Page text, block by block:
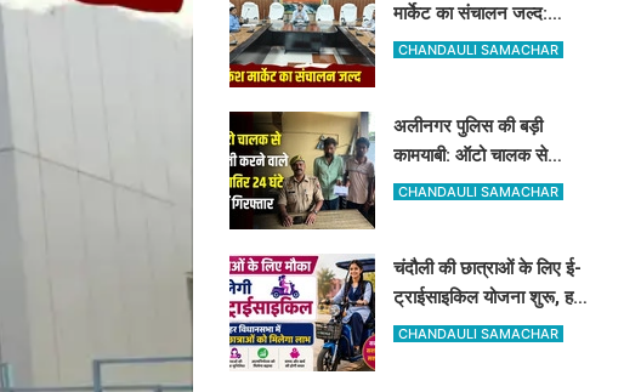
मार्केट का संचालन जल्द:
पूर्वांचल के 7 जिलों के किसान
CHANDAULI SAMACHAR
अलीनगर पुलिस की बड़ी
कामयाबी: ऑटो चालक से
मोबाइल व ईयरफोन छीनने वाले
CHANDAULI SAMACHAR
चंदौली की छात्राओं के लिए ई-
ट्राईसाइकिल योजना शुरू, हर
विधानसभा में 20 को मिलेगा
CHANDAULI SAMACHAR